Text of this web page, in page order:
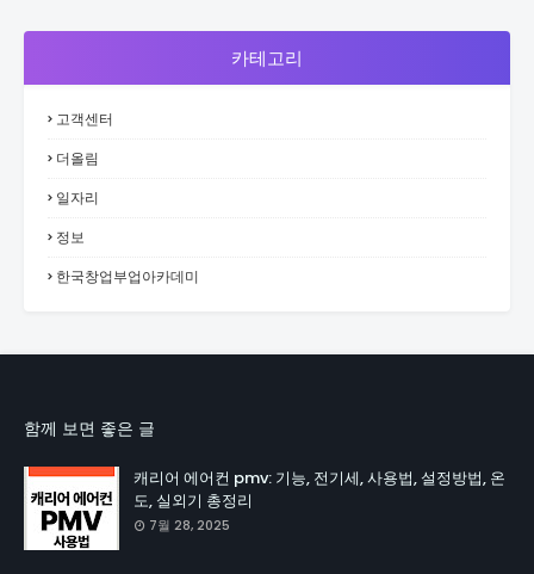
카테고리
고객센터
더올림
일자리
정보
한국창업부업아카데미
함께 보면 좋은 글
캐리어 에어컨 pmv: 기능, 전기세, 사용법, 설정방법, 온
도, 실외기 총정리
7월 28, 2025